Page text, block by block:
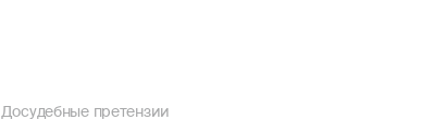
Досудебные претензии